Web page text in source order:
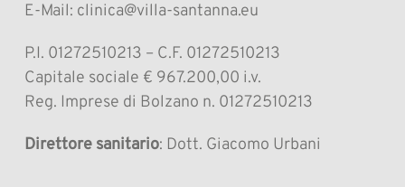
E-Mail: clinica@villa-santanna.eu
P.I. 01272510213 – C.F. 01272510213
Capitale sociale € 967.200,00 i.v.
Reg. Imprese di Bolzano n. 01272510213
Direttore sanitario: Dott. Giacomo Urbani